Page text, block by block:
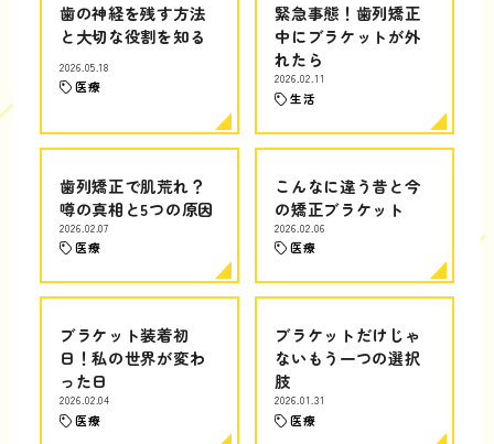
歯の神経を残す方法
と大切な役割を知る
2026.05.18
医療
緊急事態！歯列矯正
中にブラケットが外
れたら
2026.02.11
生活
歯列矯正で肌荒れ？
噂の真相と5つの原因
2026.02.07
医療
こんなに違う昔と今
の矯正ブラケット
2026.02.06
医療
ブラケット装着初
日！私の世界が変わ
った日
2026.02.04
医療
ブラケットだけじゃ
ないもう一つの選択
肢
2026.01.31
医療